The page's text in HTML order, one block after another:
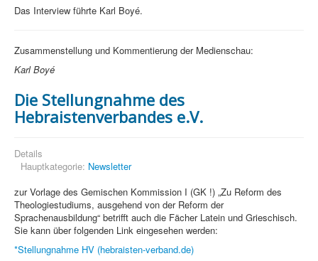
Das Interview führte Karl Boyé.
Zusammenstellung und Kommentierung der Medienschau:
Karl Boyé
Die Stellungnahme des
Hebraistenverbandes e.V.
Details
Hauptkategorie: Newsletter
zur Vorlage des Gemischen Kommission I (GK !) „Zu Reform des
Theologiestudiums, ausgehend von der Reform der
Sprachenausbildung“ betrifft auch die Fächer Latein und Grieschisch.
Sie kann über folgenden Link eingesehen werden:
*Stellungnahme HV (hebraisten-verband.de)